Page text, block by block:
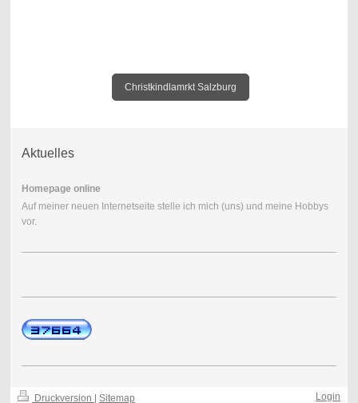
Christkindlamrkt Salzburg
Aktuelles
Homepage online
Auf meiner neuen Internetseite stelle ich mich (uns) und meine Hobbys
vor.
Druckversion Sitemap Login